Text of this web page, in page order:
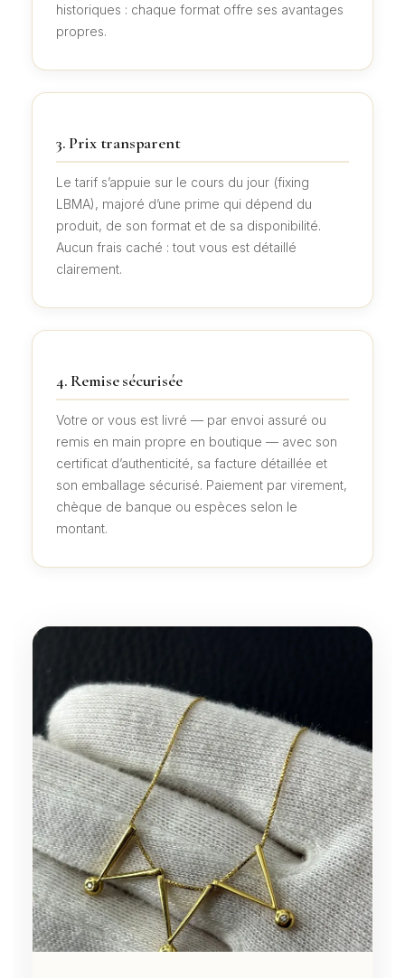
historiques : chaque format offre ses avantages
propres.
3. Prix transparent
Le tarif s’appuie sur le cours du jour (fixing
LBMA), majoré d’une prime qui dépend du
produit, de son format et de sa disponibilité.
Aucun frais caché : tout vous est détaillé
clairement.
4. Remise sécurisée
Votre or vous est livré — par envoi assuré ou
remis en main propre en boutique — avec son
certificat d’authenticité, sa facture détaillée et
son emballage sécurisé. Paiement par virement,
chèque de banque ou espèces selon le
montant.